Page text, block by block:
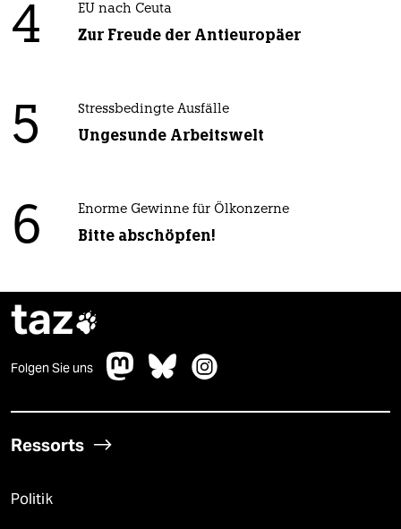
4 EU nach Ceuta
Zur Freude der Antieuropäer
5 Stressbedingte Ausfälle
Ungesunde Arbeitswelt
6 Enorme Gewinne für Ölkonzerne
Bitte abschöpfen!
taz
Folgen Sie uns
Ressorts
Politik